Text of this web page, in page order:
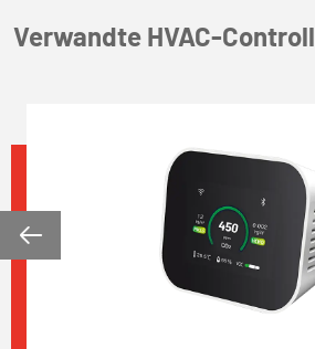
Verwandte HVAC-
